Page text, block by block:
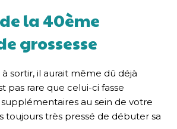
la 40ème
grossesse
sortir, il aurait même dû déjà
pas rare que celui-ci fasse
au sein de votre
toujours très pressé de débuter sa